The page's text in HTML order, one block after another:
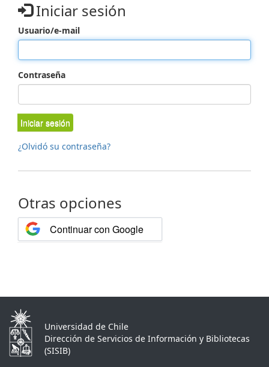
Iniciar sesión
Usuario/e-mail
Contraseña
Iniciar sesión
¿Olvidó su contraseña?
Otras opciones
Continuar con Google
Universidad de Chile
Dirección de Servicios de Información y Bibliotecas
(SISIB)